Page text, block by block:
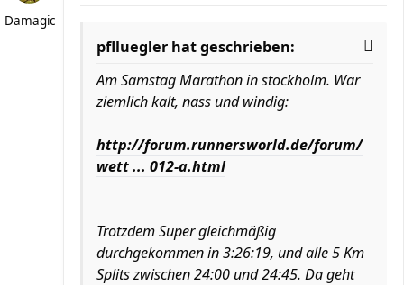
Damagic
pflluegler hat geschrieben:
Am Samstag Marathon in stockholm. War
ziemlich kalt, nass und windig:
http://forum.runnersworld.de/forum/
wett ... 012-a.html
Trotzdem Super gleichmäßig
durchgekommen in 3:26:19, und alle 5 Km
Splits zwischen 24:00 und 24:45. Da geht